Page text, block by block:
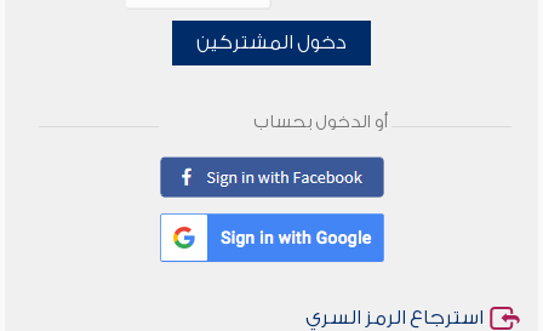
دخول المشتركين
أو الدخول بحساب
استرجاع الرمز السري